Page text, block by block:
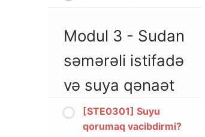
Modul 3 - Sudan
səmərəli istifadə
və suya qənaət
[STE0301] Suyu
qorumaq vacibdirmi?